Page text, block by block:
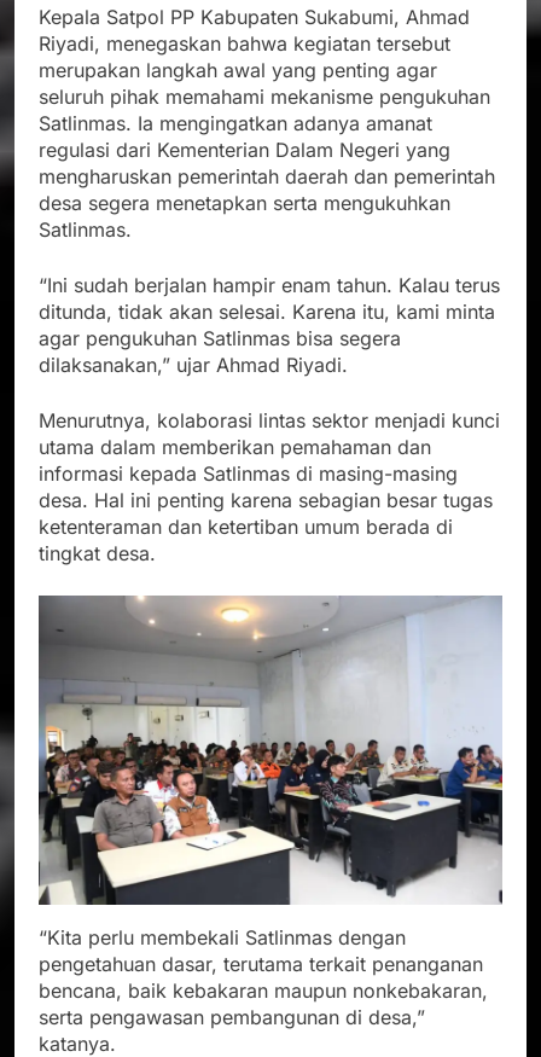
Kepala Satpol PP Kabupaten Sukabumi, Ahmad
Riyadi, menegaskan bahwa kegiatan tersebut
merupakan langkah awal yang penting agar
seluruh pihak memahami mekanisme pengukuhan
Satlinmas. Ia mengingatkan adanya amanat
regulasi dari Kementerian Dalam Negeri yang
mengharuskan pemerintah daerah dan pemerintah
desa segera menetapkan serta mengukuhkan
Satlinmas.
“Ini sudah berjalan hampir enam tahun. Kalau terus
ditunda, tidak akan selesai. Karena itu, kami minta
agar pengukuhan Satlinmas bisa segera
dilaksanakan,” ujar Ahmad Riyadi.
Menurutnya, kolaborasi lintas sektor menjadi kunci
utama dalam memberikan pemahaman dan
informasi kepada Satlinmas di masing-masing
desa. Hal ini penting karena sebagian besar tugas
ketenteraman dan ketertiban umum berada di
tingkat desa.
“Kita perlu membekali Satlinmas dengan
pengetahuan dasar, terutama terkait penanganan
bencana, baik kebakaran maupun nonkebakaran,
serta pengawasan pembangunan di desa,”
katanya.